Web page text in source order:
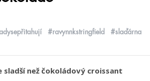
#ravynnkstringfield
#slaďárna
sladší než čokoládový croissant